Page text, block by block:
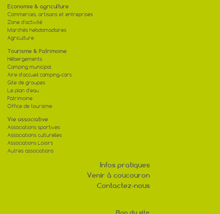
Economie & agriculture
Commerces, artisans et entreprises
Zone d'activité
Marchés hebdomadaires
Agriculture
Tourisme & Patrimoine
Hébergements
Camping municipal
Aire d'accueil camping-cars
Gite de groupes
Le plan d'eau
Patrimoine
Office de tourisme
Vie associative
Associations sportives
Associations culturelles
Associations Loisirs
Autres associations
Infos pratiques
Venir à coucouron
Contactez-nous
Plan du site